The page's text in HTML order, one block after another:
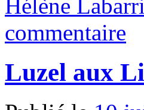
Hélène
commentaire
Luzel aux